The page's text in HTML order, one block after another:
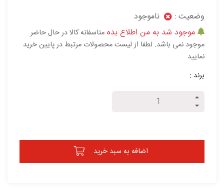
وضعیت :
ناموجود
موجود شد به من اطلاع بده متاسفانه کالا در حال حاضر
موجود نمی باشد. لطفا از لیست محصولات مرتبط در پایین خرید
نمایید
برند :
اضافه به سبد خرید